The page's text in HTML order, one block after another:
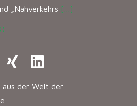
„Nahverkehrs […]
der Welt der